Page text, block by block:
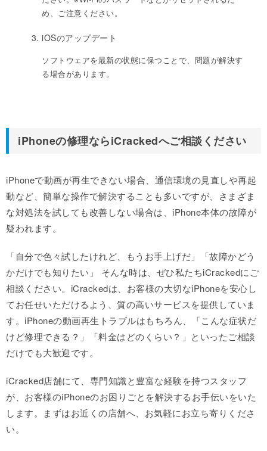
め、ご注意ください。
iOSのアップデート
ソフトウェアを最新の状態に保つことで、問題が解決す
る場合があります。
iPhoneの修理ならiCrackedへご相談ください
iPhoneで動画が再生できない場合、通信環境の見直しや再起
動など、簡単な操作で解決することも多いですが、さまざま
な対処法を試しても改善しない場合は、iPhone本体の故障が
疑われます。
「自分で色々試したけれど、もうお手上げだ」「故障かどう
かだけでも知りたい」 そんな時は、ぜひ私たちiCrackedにご
相談ください。iCrackedは、お客様の大切なiPhoneを安心し
てお任せいただけるよう、質の高いサービスを提供していま
す。iPhoneの動画再生トラブルはもちろん、「こんな症状だ
けど修理できる？」「料金はどのくらい？」といったご相談
だけでも大歓迎です。
iCracked店舗にて、専門知識と豊富な経験を持つスタッフ
が、お客様のiPhoneのお困りごとを解決するお手伝いをいた
します。まずはお近くの店舗へ、お気軽にお立ち寄りくださ
い。